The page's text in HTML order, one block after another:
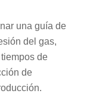
una guía de
del gas,
de
de